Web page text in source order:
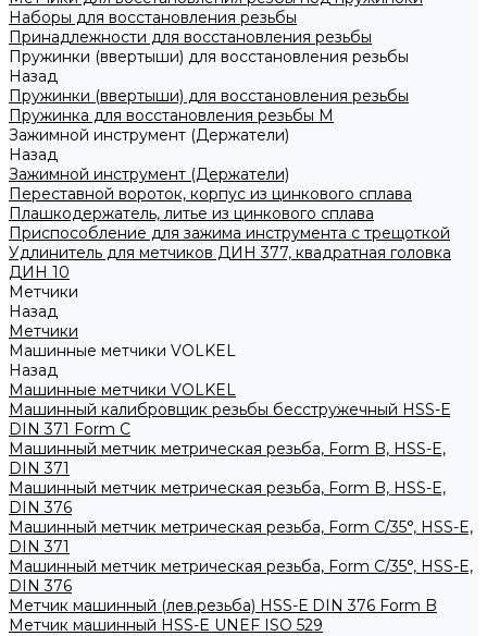
Наборы для восстановления резьбы
Принадлежности для восстановления резьбы
Пружинки (ввертыши) для восстановления резьбы
Назад
Пружинки (ввертыши) для восстановления резьбы
Пружинка для восстановления резьбы M
Зажимной инструмент (Держатели)
Назад
Зажимной инструмент (Держатели)
Переставной вороток, корпус из цинкового сплава
Плашкодержатель, литье из цинкового сплава
Приспособление для зажима инструмента с трещоткой
Удлинитель для метчиков ДИН 377, квадратная головка
ДИН 10
Метчики
Назад
Метчики
Машинные метчики VOLKEL
Назад
Машинные метчики VOLKEL
Машинный калибровщик резьбы бесстружечный HSS-Е
DIN 371 Form C
Машинный метчик метрическая резьба, Form B, HSS-E,
DIN 371
Машинный метчик метрическая резьба, Form B, HSS-E,
DIN 376
Машинный метчик метрическая резьба, Form С/35°, HSS-E,
DIN 371
Машинный метчик метрическая резьба, Form С/35°, HSS-E,
DIN 376
Метчик машинный (лев.резьба) HSS-Е DIN 376 Form B
Метчик машинный HSS-E UNEF ISO 529